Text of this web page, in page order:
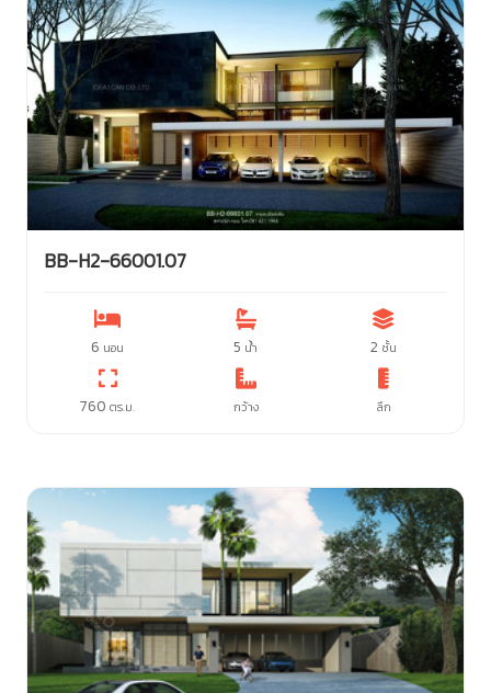
BB-H2-66001.07
6 นอน 5 น้ำ 2 ชั้น
760 ตร.ม. กว้าง ลึก